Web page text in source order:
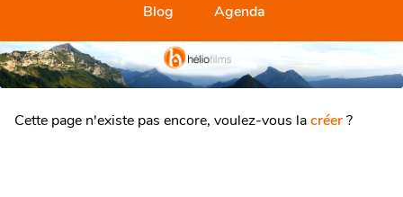
Blog
Agenda
Cette page n'existe pas encore, voulez-vous lacréer?